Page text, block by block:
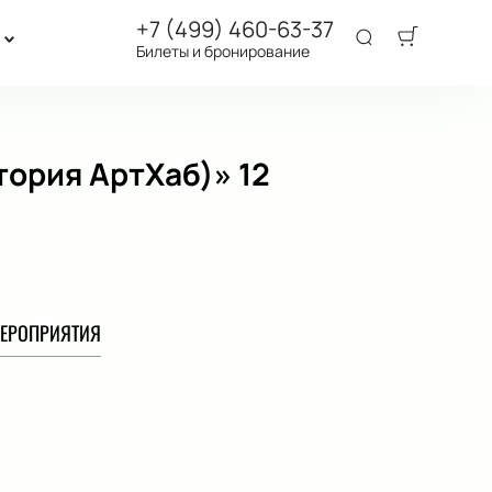
+7 (499) 460-63-37
Билеты и бронирование
АртХаб)» 12